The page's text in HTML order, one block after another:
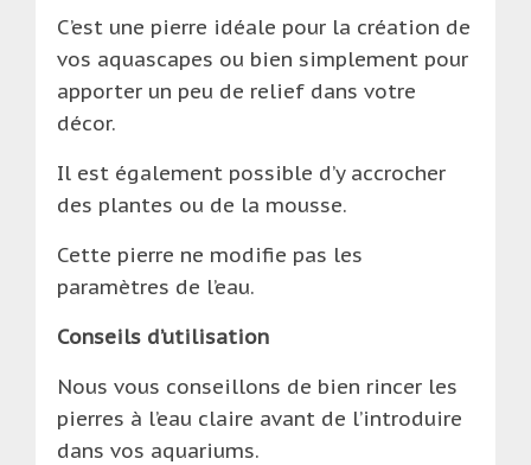
C’est une pierre idéale pour la création de
vos aquascapes ou bien simplement pour
apporter un peu de relief dans votre
décor.
Il est également possible d’y accrocher
des plantes ou de la mousse.
Cette pierre ne modifie pas les
paramètres de l’eau.
Conseils d’utilisation
Nous vous conseillons de bien rincer les
pierres à l’eau claire avant de l’introduire
dans vos aquariums.